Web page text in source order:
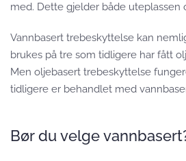
med. Dette gjelder både uteplassen
Vannbasert trebeskyttelse kan
brukes på tre som tidligere har fått
Men oljebasert trebeskyttelse
tidligere er behandlet med
Bør du velge